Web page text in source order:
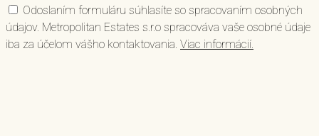
Odoslaním formuláru súhlasíte so spracovaním osobných
údajov. Metropolitan Estates s.r.o spracováva vaše osobné údaje
iba za účelom vášho kontaktovania. Viac informácií.